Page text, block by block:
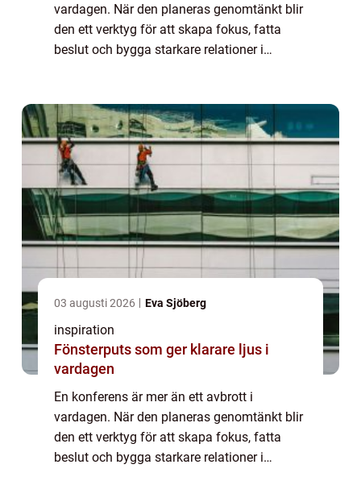
vardagen. När den planeras genomtänkt blir
den ett verktyg för att skapa fokus, fatta
beslut och bygga starkare relationer i
m...
03 augusti 2026 Eva Sjöberg
inspiration
Fönsterputs som ger klarare ljus i
vardagen
En konferens är mer än ett avbrott i
vardagen. När den planeras genomtänkt blir
den ett verktyg för att skapa fokus, fatta
beslut och bygga starkare relationer i